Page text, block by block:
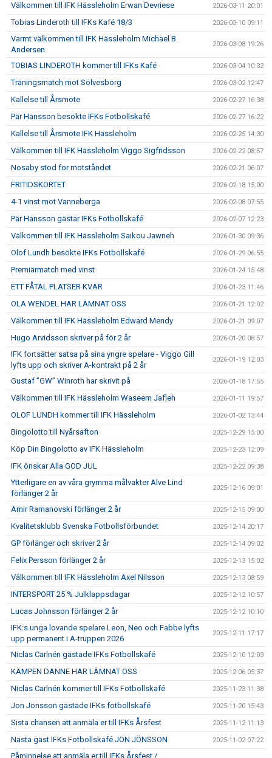
Välkommen till IFK Hässleholm Erwan Devriese 2026-03-11 20:01
Tobias Linderoth till IFKs Kafé 18/3 2026-03-10 09:11
Varmt välkommen till IFK Hässleholm Michael B
Andersen
2026-03-08 19:26
TOBIAS LINDEROTH kommer till IFKs Kafé 2026-03-04 10:32
Träningsmatch mot Sölvesborg 2026-03-02 12:47
Kallelse till Årsmöte 2026-02-27 16:38
Pär Hansson besökte IFKs Fotbollskafé 2026-02-27 16:22
Kallelse till Årsmöte IFK Hässleholm 2026-02-25 14:30
Välkommen till IFK Hässleholm Viggo Sigfridsson 2026-02-22 08:57
Nosaby stod för motståndet 2026-02-21 06:07
FRITIDSKORTET 2026-02-18 15:00
4-1 vinst mot Vanneberga 2026-02-08 07:55
Pär Hansson gästar IFKs Fotbollskafé 2026-02-07 12:23
Välkommen till IFK Hässleholm Saikou Jawneh 2026-01-30 09:36
Olof Lundh besökte IFKs Fotbollskafé 2026-01-29 06:55
Premiärmatch med vinst 2026-01-24 15:48
ETT FÅTAL PLATSER KVAR 2026-01-23 11:46
OLA WENDEL HAR LÄMNAT OSS 2026-01-21 12:02
Välkommen till IFK Hässleholm Edward Mendy 2026-01-21 09:07
Hugo Arvidsson skriver på för 2 år 2026-01-20 08:57
IFK fortsätter satsa på sina yngre spelare - Viggo Gill
lyfts upp och skriver A-kontrakt på 2 år
2026-01-19 12:03
Gustaf ”GW” Winroth har skrivit på 2026-01-18 17:55
Välkommen till IFK Hässleholm Waseem Jafleh 2026-01-11 19:57
OLOF LUNDH kommer till IFK Hässleholm 2026-01-02 13:44
Bingolotto till Nyårsafton 2025-12-29 15:00
Köp Din Bingolotto av IFK Hässleholm 2025-12-23 12:09
IFK önskar Alla GOD JUL 2025-12-22 09:38
Ytterligare en av våra grymma målvakter Alve Lind
förlänger 2 år
2025-12-16 09:01
Amir Ramanovski förlänger 2 år 2025-12-15 09:00
Kvalitetsklubb Svenska Fotbollsförbundet 2025-12-14 20:17
GP förlänger och skriver 2 år 2025-12-14 09:02
Felix Persson förlänger 2 år 2025-12-13 15:02
Välkommen till IFK Hässleholm Axel Nilsson 2025-12-13 08:59
INTERSPORT 25 % Julklappsdagar 2025-12-12 10:57
Lucas Johnsson förlänger 2 år 2025-12-12 10:10
IFK:s unga lovande spelare Leon, Neo och Fabbe lyfts
upp permanent i A-truppen 2026
2025-12-11 17:17
Niclas Carlnén gästade IFKs Fotbollskafé 2025-12-10 12:03
KÄMPEN DANNE HAR LÄMNAT OSS 2025-12-06 05:37
Niclas Carlnén kommer till IFKs Fotbollskafé 2025-11-23 11:38
Jon Jönsson gästade IFKs fotbollskafé 2025-11-20 15:43
Sista chansen att anmäla er till IFKs Årsfest 2025-11-12 11:13
Nästa gäst IFKs Fotbollskafé JON JÖNSSON 2025-11-02 07:22
Påminnelse att anmäla er till IFKs Årsfest /